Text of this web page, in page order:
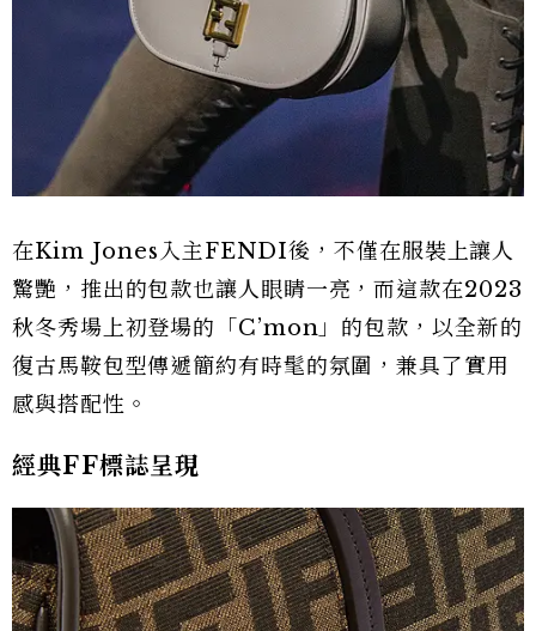
在Kim Jones入主FENDI後，不僅在服裝上讓人
驚艷，推出的包款也讓人眼睛一亮，而這款在2023
秋冬秀場上初登場的「C’mon」的包款，以全新的
復古馬鞍包型傳遞簡約有時髦的氛圍，兼具了實用
感與搭配性。
經典FF標誌呈現